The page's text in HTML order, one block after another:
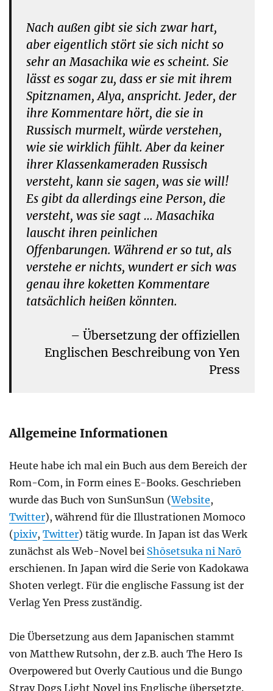
Nach außen gibt sie sich zwar hart,
aber eigentlich stört sie sich nicht so
sehr an Masachika wie es scheint. Sie
lässt es sogar zu, dass er sie mit ihrem
Spitznamen, Alya, anspricht. Jeder, der
ihre Kommentare hört, die sie in
Russisch murmelt, würde verstehen,
wie sie wirklich fühlt. Aber da keiner
ihrer Klassenkameraden Russisch
versteht, kann sie sagen, was sie will!
Es gibt da allerdings eine Person, die
versteht, was sie sagt … Masachika
lauscht ihren peinlichen
Offenbarungen. Während er so tut, als
verstehe er nichts, wundert er sich was
genau ihre koketten Kommentare
tatsächlich heißen könnten.
– Übersetzung der offiziellen
Englischen Beschreibung von Yen
Press
Allgemeine Informationen
Heute habe ich mal ein Buch aus dem Bereich der
Rom-Com, in Form eines E-Books. Geschrieben
wurde das Buch von SunSunSun (Website,
Twitter), während für die Illustrationen Momoco
(pixiv, Twitter) tätig wurde. In Japan ist das Werk
zunächst als Web-Novel bei Shōsetsuka ni Narō
erschienen. In Japan wird die Serie von Kadokawa
Shoten verlegt. Für die englische Fassung ist der
Verlag Yen Press zuständig.
Die Übersetzung aus dem Japanischen stammt
von Matthew Rutsohn, der z.B. auch The Hero Is
Overpowered but Overly Cautious und die Bungo
Stray Dogs Light Novel ins Englische übersetzte.